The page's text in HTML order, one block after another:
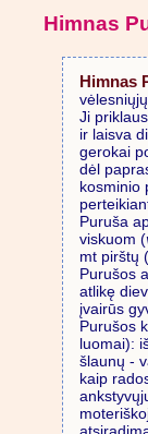
Himnas
Himnas
Ji
ir laisva
gerokai
dėl
kosminio
Puruša
viskuom (
mt pirštų
Purušos
atlikę
įvairūs
Purušos
luomai):
šlaunų -
kaip